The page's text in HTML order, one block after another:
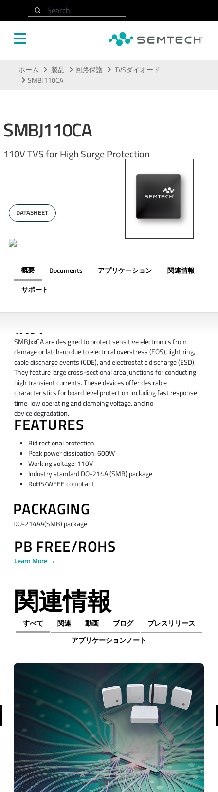
Search
ホーム 製品 回路保護
TVSダイオード
SMBJ110CA
SMBJ110CA
110V TVS for High Surge Protection
DATASHEET
概要 Documents アプリケーション
関連情報
サポート
SMBJxxCA are designed to protect sensitive electronics from
damage or latch-up due to electrical overstress (EOS), lightning,
cable discharge events (CDE), and electrostatic discharge (ESD).
They feature large cross-sectional area junctions for conducting
high transient currents. These devices offer desirable
characteristics for board level protection including fast response
time, low operating and clamping voltage, and no
device degradation.
FEATURES
Bidirectional protection
Peak power dissipation: 600W
Working voltage: 110V
Industry standard DO-214A (SMB) package
RoHS/WEEE compliant
PACKAGING
DO-214AA(SMB) package
PB FREE/ROHS
Learn More →
関連情報
すべて 関連 動画 ブログ
プレスリリース
アプリケーションノート